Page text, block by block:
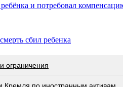
и потребовал
сбил ребенка
ограничения
по иностранным активам